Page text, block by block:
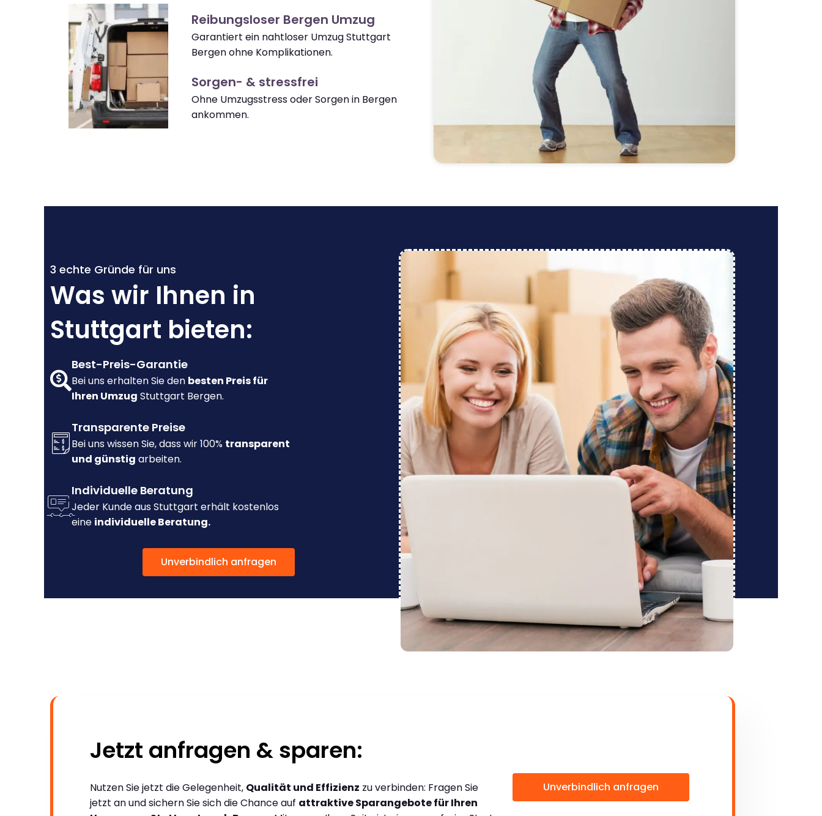
Reibungsloser Bergen Umzug
Garantiert ein nahtloser Umzug Stuttgart
Bergen ohne Komplikationen.
Sorgen- & stressfrei
Ohne Umzugsstress oder Sorgen in Bergen
ankommen.
3 echte Gründe für uns
Was wir Ihnen in
Stuttgart bieten:
Best-Preis-Garantie
Bei uns erhalten Sie den besten Preis für
Ihren Umzug Stuttgart Bergen.
Transparente Preise
Bei uns wissen Sie, dass wir 100% transparent
und günstig arbeiten.
Individuelle Beratung
Jeder Kunde aus Stuttgart erhält kostenlos
eine individuelle Beratung.
Unverbindlich anfragen
Jetzt anfragen & sparen:
Nutzen Sie jetzt die Gelegenheit, Qualität und Effizienz zu verbinden: Fragen Sie
jetzt an und sichern Sie sich die Chance auf attraktive Sparangebote für Ihren
Unverbindlich anfragen